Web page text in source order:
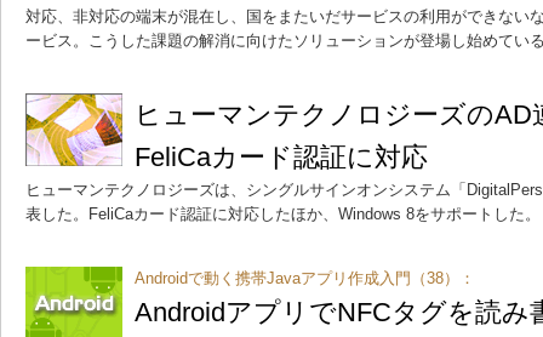
対応、非対応の端末が混在し、国をまたいだサービスの利用ができない
ービス。こうした課題の解消に向けたソリューションが登場し始めてい
ヒューマンテクノロジーズのAD
FeliCaカード認証に対応
ヒューマンテクノロジーズは、シングルサインオンシステム「
表した。FeliCaカード認証に対応したほか、Windows 8をサポートした。
Androidで動く携帯Javaアプリ作成入門（38）：
AndroidアプリでNFCタグを読み